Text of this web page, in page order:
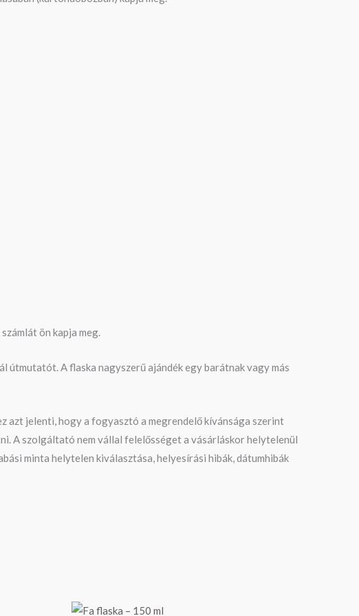
ön kapja meg.
útmutatót. A flaska nagyszerű ajándék egy barátnak vagy más
azt jelenti, hogy a fogyasztó a megrendelő kívánsága szerint
A szolgáltató nem vállal felelősséget a vásárláskor helytelenül
minta helytelen kiválasztása, helyesírási hibák, dátumhibák
Ártartomány: